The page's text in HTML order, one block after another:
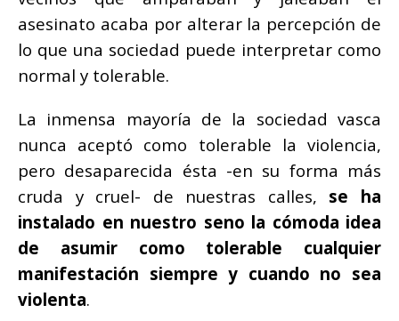
asesinato acaba por alterar la percepción de
lo que una sociedad puede interpretar como
normal y tolerable.
La inmensa mayoría de la sociedad vasca
nunca aceptó como tolerable la violencia,
pero desaparecida ésta -en su forma más
cruda y cruel- de nuestras calles, se ha
instalado en nuestro seno la cómoda idea
de asumir como tolerable cualquier
manifestación siempre y cuando no sea
violenta.